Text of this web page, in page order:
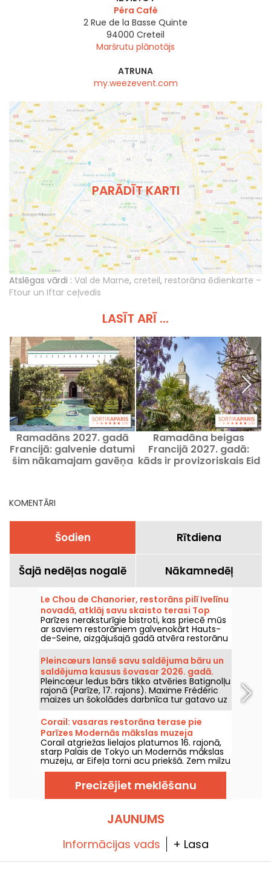
Péra Café
2 Rue de la Basse Quinte
94000 Creteil
Maršrutu plānotājs
ATRUNA
my.weezevent.com
PARĀDĪT KARTI
Atslēgas vārdi : Val de Marne, creteil, restorāna ēdienkarte –
Ftour un Iftar ceļvedis
LASĪT ARĪ ...
Ramadāns 2027. gadā
Francijā: galvenie datumi
šim nākamajam gavēņa
Ramadāna beigas
Francijā 2027. gadā:
kāds ir provizoriskais Eid
KOMENTĀRI
Šodien Rītdiena
Šajā nedēļas nogalē Nākamnedēļ
Le Chou de Chanorier, restorāns pilī Ivelīnu
novadā, atklāj savu skaisto terasi Top
sarakstā.
Parīzes neraksturīgie bistroti, kas priecē mūs
ar saviem restorāniem galvenokārt Hauts-
de-Seine, aizgājušajā gadā atvēra restorānu
arī Yvelīnēs! Un ne kur nu kurš – tas atrodas
Chanorier pilī Croissy-Sur-Seine, kur tagad
var ļauties garšu baudēm. Un pārsteigums –
te var iepazīt ēdienkarti, kuras paraksts
pieder Charlie Anne, Top Chef 2025 finālistei.
Mēs izmēģinājām Chanorier bistro Chou,
kura ēdienkarte ir īsa, taču izteikti gardēdīga,
un pat milzīga terase zaļā parka vidū, kur
ziemā tiek pasniegtas raclette, bet vasarā –
grils.
Pleincœurs lansē savu saldējuma bāru un
saldējuma kausus šovasar 2026. gadā.
Pleincœur ledus bārs tikko atvēries Batignolļu
rajonā (Parīze, 17. rajons). Maxime Frédéric
maizes un šokolādes darbnīca tur gatavo uz
vietas minūtes saldējumus un rokām
darinātas saldējuma kausus, kurus būs
iespējams izbaudīt šovasar 2026. gadā.
Corail: vasaras restorāna terase pie
Parīzes Modernās mākslas muzeja
priekšdaļas – atsauksmes un foto
Corail atgriežas lielajos platumos 16. rajonā,
starp Palais de Tokyo un Modernās mākslas
muzeju, ar Eifeļa torni acu priekšā. Zem milzu
saulessargiem bijušais Forest atklāj vasaras
pauzi ar Vidusjūras noskaņu, no zemes līdz
jūrai — atsvaidzinoši kokteiļi, krāsaini ēdienu
šķīvji un korāla krāsas saulriets.
Precizējiet meklēšanu
JAUNUMS
Informācijas vads + Lasa